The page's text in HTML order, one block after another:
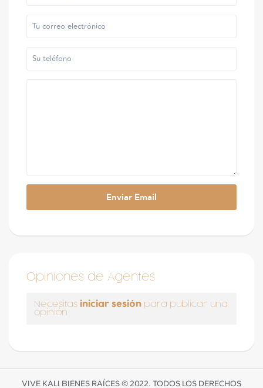
Opiniones de Agentes
Necesitas iniciar sesión para publicar una
opinión
VIVE KALI BIENES RAÍCES © 2022. TODOS LOS DERECHOS